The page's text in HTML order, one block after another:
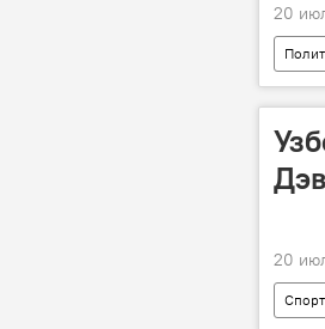
20
20
Спорт